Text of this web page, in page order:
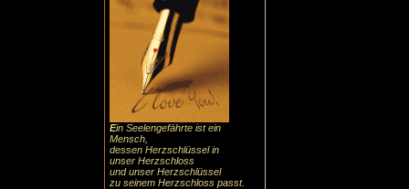
Ein Seelengefährte ist ein
Mensch,
dessen Herzschlüssel in
unser Herzschloss
und unser Herzschlüssel
zu seinem Herzschloss passt.